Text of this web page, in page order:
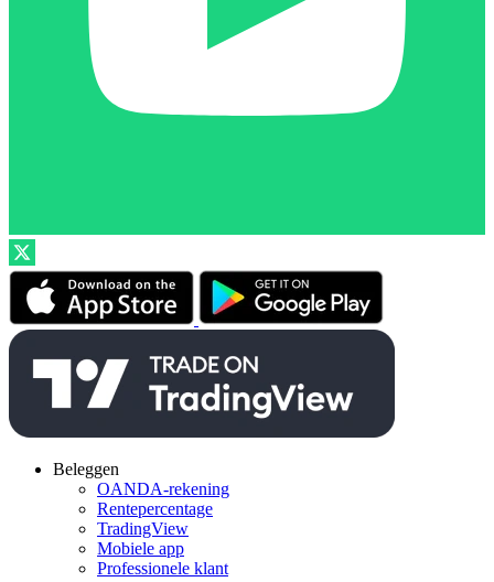
Beleggen
OANDA-rekening
Rentepercentage
TradingView
Mobiele app
Professionele klant